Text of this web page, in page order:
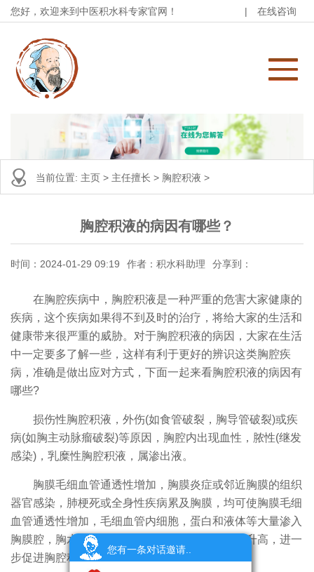
您好，欢迎来到中医积水科专家官网！ | 在线咨询
当前位置: 主页 > 主任擅长 > 胸腔积液 >
胸腔积液的病因有哪些？
时间：2024-01-29 09:19 作者：积水科助理 分享到：
在胸腔疾病中，胸腔积液是一种严重的危害大家健康的
疾病，这个疾病如果得不到及时的治疗，将给大家的生活和
健康带来很严重的威胁。对于胸腔积液的病因，大家在生活
中一定要多了解一些，这样有利于更好的辨识这类胸腔疾
病，准确是做出应对方式，下面一起来看胸腔积液的病因有
哪些?
损伤性胸腔积液，外伤(如食管破裂，胸导管破裂)或疾
病(如胸主动脉瘤破裂)等原因，胸腔内出现血性，脓性(继发
感染)，乳糜性胸腔积液，属渗出液。
胸膜毛细血管通透性增加，胸膜炎症或邻近胸膜的组织
器官感染，肺梗死或全身性疾病累及胸膜，均可使胸膜毛细
血管通透性增加，毛细血管内细胞，蛋白和液体等大量渗入
胸膜腔，胸水中蛋白含量升高，胸水胶体渗透压升高，进一
步促进胸腔积液增加，这种胸腔积液为渗出液。
您有一条对话邀请..